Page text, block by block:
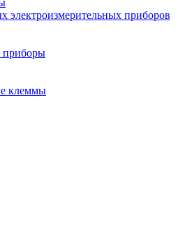
электроизмерительных приборов
приборы
клеммы